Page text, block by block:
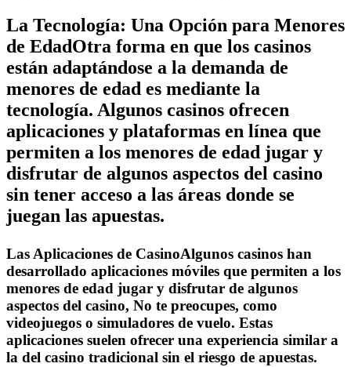
La Tecnología: Una Opción para Menores
de EdadOtra forma en que los casinos
están adaptándose a la demanda de
menores de edad es mediante la
tecnología. Algunos casinos ofrecen
aplicaciones y plataformas en línea que
permiten a los menores de edad jugar y
disfrutar de algunos aspectos del casino
sin tener acceso a las áreas donde se
juegan las apuestas.
Las Aplicaciones de CasinoAlgunos casinos han
desarrollado aplicaciones móviles que permiten a los
menores de edad jugar y disfrutar de algunos
aspectos del casino, No te preocupes, como
videojuegos o simuladores de vuelo. Estas
aplicaciones suelen ofrecer una experiencia similar a
la del casino tradicional sin el riesgo de apuestas.